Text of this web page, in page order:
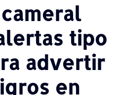
tipo
advertir
en